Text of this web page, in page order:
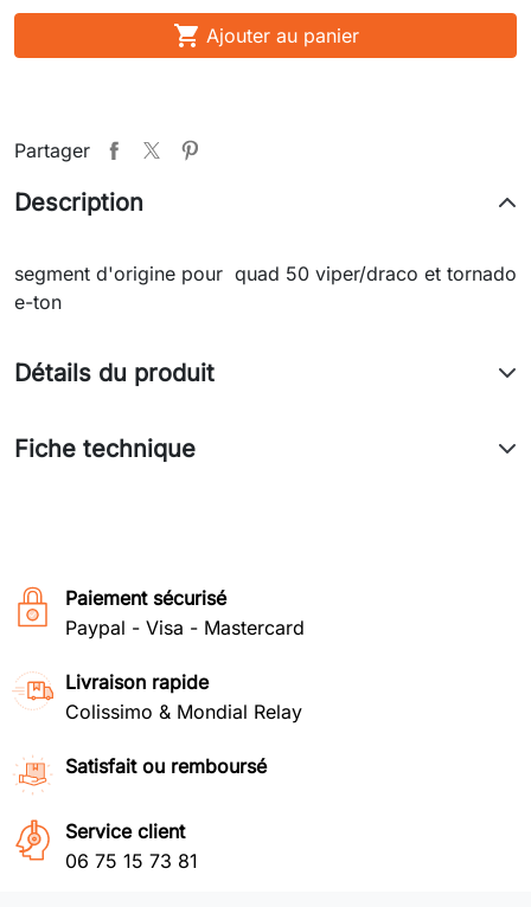
 Ajouter au panier
Partager
Description
segment d'origine pour quad 50 viper/draco et tornado
e-ton
Détails du produit
Fiche technique
Paiement sécurisé
Paypal - Visa - Mastercard
Livraison rapide
Colissimo & Mondial Relay
Satisfait ou remboursé
Service client
06 75 15 73 81